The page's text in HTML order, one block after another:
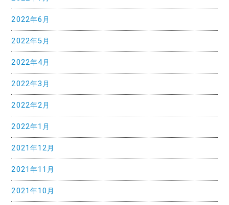
2022年6月
2022年5月
2022年4月
2022年3月
2022年2月
2022年1月
2021年12月
2021年11月
2021年10月